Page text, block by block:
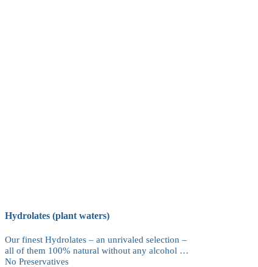
Hydrolates (plant waters)
Our finest Hydrolates – an unrivaled selection –
all of them 100% natural without any alcohol …
No Preservatives